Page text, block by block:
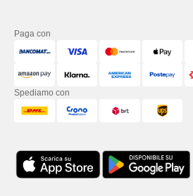
Paga con
Spediamo con